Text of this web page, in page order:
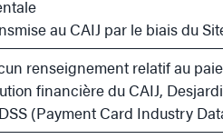
au CAIJ par le biais du
renseignement relatif au
financière du CAIJ,
(Payment Card Industry